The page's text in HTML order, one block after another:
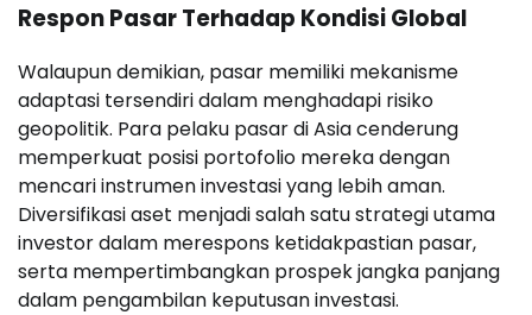
Respon Pasar Terhadap Kondisi Global
Walaupun demikian, pasar memiliki mekanisme
adaptasi tersendiri dalam menghadapi risiko
geopolitik. Para pelaku pasar di Asia cenderung
memperkuat posisi portofolio mereka dengan
mencari instrumen investasi yang lebih aman.
Diversifikasi aset menjadi salah satu strategi utama
investor dalam merespons ketidakpastian pasar,
serta mempertimbangkan prospek jangka panjang
dalam pengambilan keputusan investasi.